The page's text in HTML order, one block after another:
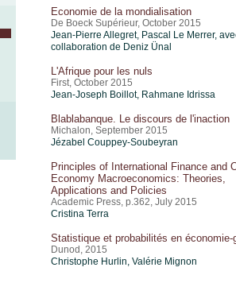
Economie de la mondialisation
De Boeck Supérieur, October 2015
Jean-Pierre Allegret, Pascal Le Merrer,
collaboration de Deniz Ünal
L'Afrique pour les nuls
First, October 2015
Jean-Joseph Boillot, Rahmane Idrissa
Blablabanque. Le discours de l'inaction
Michalon, September 2015
Jézabel Couppey-Soubeyran
Principles of International Finance and
Economy Macroeconomics: Theories,
Applications and Policies
Academic Press, p.362, July 2015
Cristina Terra
Statistique et probabilités en économie-
Dunod, 2015
Christophe Hurlin, Valérie Mignon